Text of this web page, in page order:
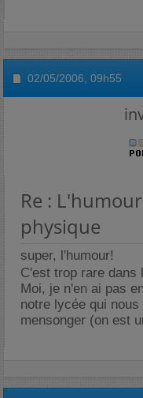
02/05/2006, 09h55
Re :
physique
super, l'humour!
C'est trop rare dans
Moi, je n'en ai pas
notre lycée qui
mensonger (on est